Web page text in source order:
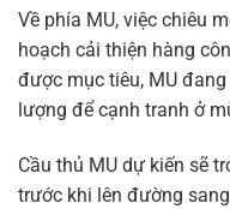
Về phía MU, việc chiêu
hoạch cải thiện hàng
được mục tiêu, MU
lượng để cạnh tranh ở
Cầu thủ MU dự kiến sẽ
trước khi lên đường